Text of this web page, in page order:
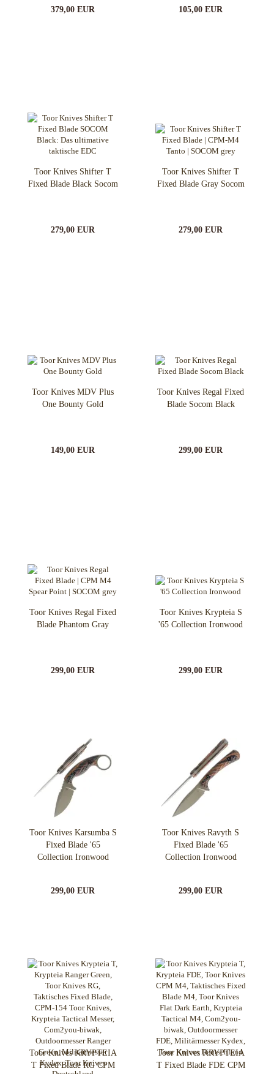
379,00 EUR 105,00 EUR
Toor Knives Shifter T
Fixed Blade Black Socom
279,00 EUR
Toor Knives Shifter T
Fixed Blade Gray Socom
279,00 EUR
Toor Knives MDV Plus
One Bounty Gold
149,00 EUR
Toor Knives Regal Fixed
Blade Socom Black
299,00 EUR
Toor Knives Regal Fixed
Blade Phantom Gray
299,00 EUR
Toor Knives Krypteia S
'65 Collection Ironwood
299,00 EUR
Toor Knives Karsumba S
Fixed Blade '65
Collection Ironwood
299,00 EUR
Toor Knives Ravyth S
Fixed Blade '65
Collection Ironwood
299,00 EUR
Toor Knives KRYPTEIA
T Fixed Blade RG CPM
Toor Knives KRYPTEIA
T Fixed Blade FDE CPM